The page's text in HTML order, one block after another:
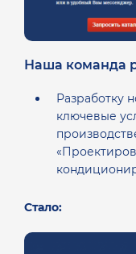
Наша команда
Разработку
ключевые
Стало: